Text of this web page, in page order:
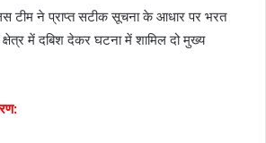
ने प्राप्त सटीक सूचना के आधार पर भरत
क्षेत्र में दबिश देकर घटना में शामिल दो मुख्य